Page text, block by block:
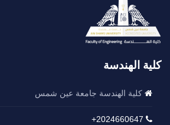
كلية الهندسة
كلية الهندسة جامعة عين شمس
2024660647+